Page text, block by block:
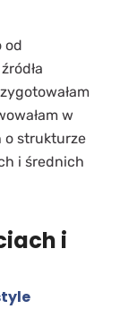
od
w
o strukturze
i średnich
i